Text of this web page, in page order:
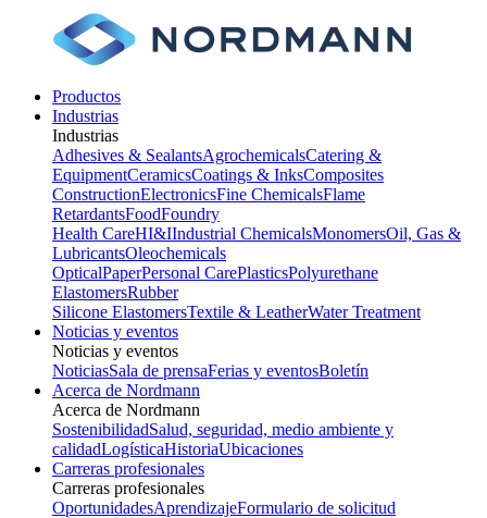
Productos
Industrias
Industrias
Adhesives & SealantsAgrochemicalsCatering &
EquipmentCeramicsCoatings & InksComposites
ConstructionElectronicsFine ChemicalsFlame
RetardantsFoodFoundry
Health CareHI&IIndustrial ChemicalsMonomersOil, Gas &
LubricantsOleochemicals
OpticalPaperPersonal CarePlasticsPolyurethane
ElastomersRubber
Silicone ElastomersTextile & LeatherWater Treatment
Noticias y eventos
Noticias y eventos
NoticiasSala de prensaFerias y eventosBoletín
Acerca de Nordmann
Acerca de Nordmann
SostenibilidadSalud, seguridad, medio ambiente y
calidadLogísticaHistoriaUbicaciones
Carreras profesionales
Carreras profesionales
OportunidadesAprendizajeFormulario de solicitud